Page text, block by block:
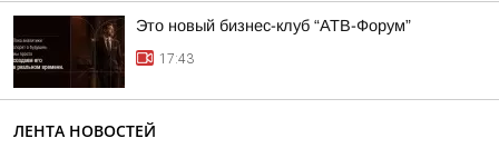
Это новый бизнес-клуб “АТВ-Форум”
17:43
ЛЕНТА НОВОСТЕЙ